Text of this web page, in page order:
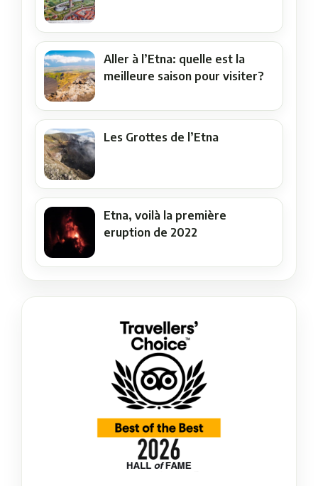
Aller à l’Etna: quelle est la
meilleure saison pour visiter?
Les Grottes de l’Etna
Etna, voilà la première
eruption de 2022